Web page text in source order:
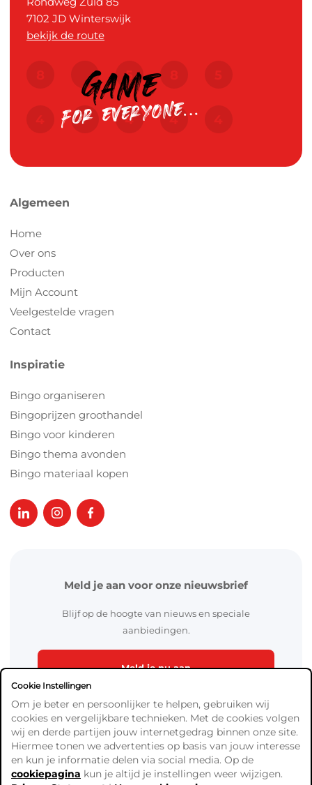
7102 JD Winterswijk
bekijk de route
Algemeen
Home
Over ons
Producten
Mijn Account
Veelgestelde vragen
Contact
Inspiratie
Bingo organiseren
Bingoprijzen groothandel
Bingo voor kinderen
Bingo thema avonden
Bingo materiaal kopen
Meld je aan voor onze nieuwsbrief
Blijf op de hoogte van nieuws en speciale
aanbiedingen.
Meld je nu aan
Algemene Voorwaarden
Cookie Instellingen
Om je beter en persoonlijker te helpen, gebruiken wij
cookies en vergelijkbare technieken. Met de cookies volgen
wij en derde partijen jouw internetgedrag binnen onze site.
Hiermee tonen we advertenties op basis van jouw interesse
en kun je informatie delen via social media. Op de
cookiepagina kun je altijd je instellingen weer wijzigen.